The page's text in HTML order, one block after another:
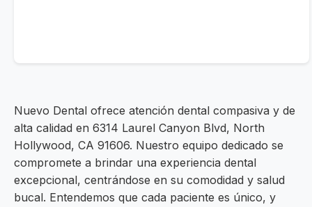
Nuevo Dental ofrece atención dental compasiva y de
alta calidad en 6314 Laurel Canyon Blvd, North
Hollywood, CA 91606. Nuestro equipo dedicado se
compromete a brindar una experiencia dental
excepcional, centrándose en su comodidad y salud
bucal. Entendemos que cada paciente es único, y